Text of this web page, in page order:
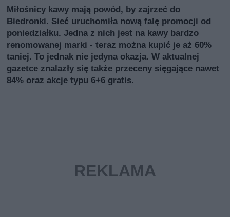
Miłośnicy kawy mają powód, by zajrzeć do
Biedronki. Sieć uruchomiła nową falę promocji od
poniedziałku. Jedna z nich jest na kawy bardzo
renomowanej marki - teraz można kupić je aż 60%
taniej. To jednak nie jedyna okazja. W aktualnej
gazetce znalazły się także przeceny sięgające nawet
84% oraz akcje typu 6+6 gratis.